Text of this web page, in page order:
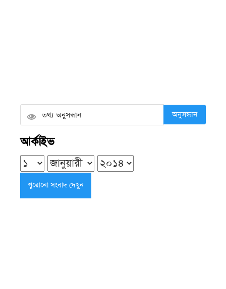
অভিযোগ তদন্তে গিয়ে কর্মকর্তার সামনেই
সংঘর্ষ, অসম্পূর্ণ রইল তদন্ত
বৃহস্পতিবার ● ৬ আগস্ট ২০২৬
অনুসন্ধান
আর্কাইভ